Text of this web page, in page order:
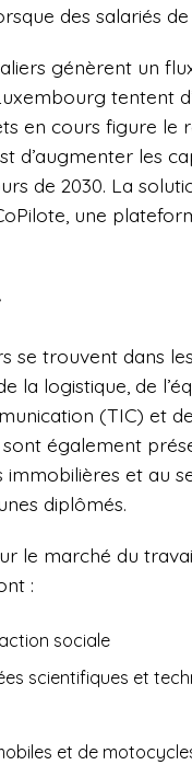
des salariés
génèrent un
tentent
en cours figure
d’augmenter les
de 2030. La
une
se trouvent dans
la logistique, de
(TIC) et
sont également
immobilières et au
diplômés.
le marché du
:
sociale
scientifiques et
et de